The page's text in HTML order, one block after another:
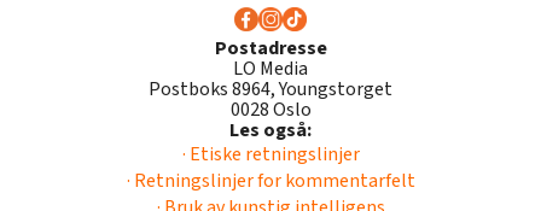
Postadresse
LO Media
Postboks 8964, Youngstorget
0028 Oslo
Les også:
· Etiske retningslinjer
· Retningslinjer for kommentarfelt